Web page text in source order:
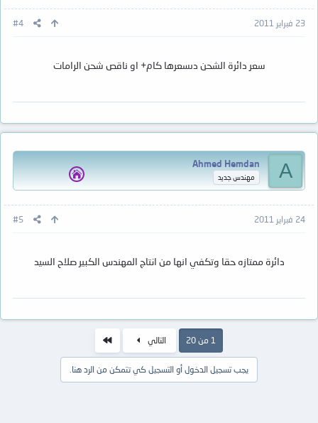
23 فبراير 2011 #4
سعر دائرة الشحن دىسعرها كام+ او ناقص شحن الرامات
A
Ahmed Hemdan
مهندس جديد
24 فبراير 2011 #5
دائرة ممتازه حقا وتكفي انها من انتاج المهندس الكبير صلاح السيد
1 من 20 التالي
يجب تسجيل الدخول أو التسجيل كي تتمكن من الرد هنا.